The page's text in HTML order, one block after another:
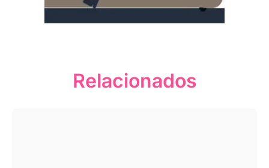
Relacionados